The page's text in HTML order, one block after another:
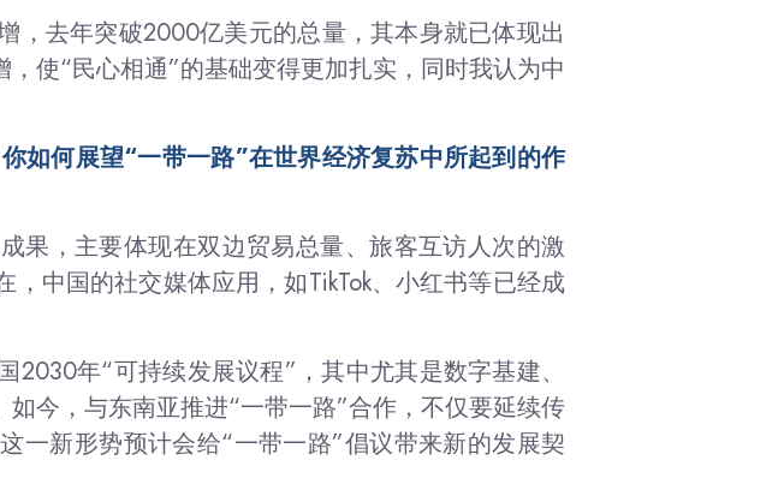
，去年突破2000亿美元的总量，其本身就已体现出
使“民心相通”的基础变得更加扎实，同时我认为中
如何展望“一带一路”在世界经济复苏中所起到的作
果，主要体现在双边贸易总量、旅客互访人次的激
中国的社交媒体应用，如TikTok、小红书等已经成
年“可持续发展议程”，其中尤其是数字基建、
今，与东南亚推进“一带一路”合作，不仅要延续传
一新形势预计会给“一带一路”倡议带来新的发展契